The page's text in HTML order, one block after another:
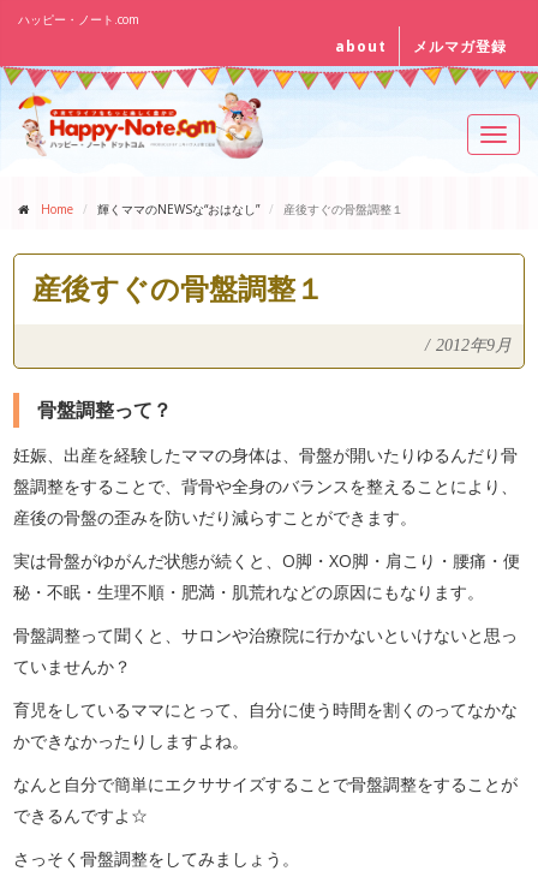
ハッピー・ノート.com
about メルマガ登録
Home 輝くママのNEWSな“おはなし” 産後すぐの骨盤調整１
産後すぐの骨盤調整１
/ 2012年9月
骨盤調整って？
妊娠、出産を経験したママの身体は、骨盤が開いたりゆるんだり骨
盤調整をすることで、背骨や全身のバランスを整えることにより、
産後の骨盤の歪みを防いだり減らすことができます。
実は骨盤がゆがんだ状態が続くと、O脚・XO脚・肩こり・腰痛・便
秘・不眠・生理不順・肥満・肌荒れなどの原因にもなります。
骨盤調整って聞くと、サロンや治療院に行かないといけないと思っ
ていませんか？
育児をしているママにとって、自分に使う時間を割くのってなかな
かできなかったりしますよね。
なんと自分で簡単にエクササイズすることで骨盤調整をすることが
できるんですよ☆
さっそく骨盤調整をしてみましょう。